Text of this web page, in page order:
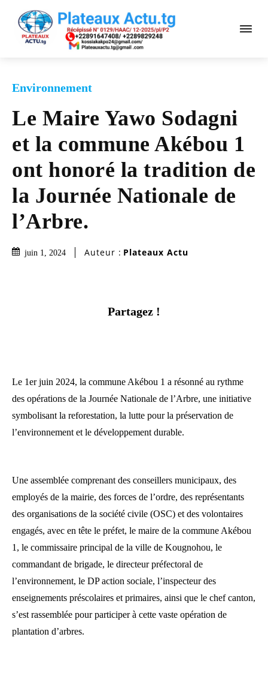
Environnement
Le Maire Yawo Sodagni
et la commune Akébou 1
ont honoré la tradition de
la Journée Nationale de
l’Arbre.
juin 1, 2024 Auteur : Plateaux Actu
Partagez !
Le 1er juin 2024, la commune Akébou 1 a résonné au rythme
des opérations de la Journée Nationale de l’Arbre, une initiative
symbolisant la reforestation, la lutte pour la préservation de
l’environnement et le développement durable.
Une assemblée comprenant des conseillers municipaux, des
employés de la mairie, des forces de l’ordre, des représentants
des organisations de la société civile (OSC) et des volontaires
engagés, avec en tête le préfet, le maire de la commune Akébou
1, le commissaire principal de la ville de Kougnohou, le
commandant de brigade, le directeur préfectoral de
l’environnement, le DP action sociale, l’inspecteur des
enseignements préscolaires et primaires, ainsi que le chef canton,
s’est rassemblée pour participer à cette vaste opération de
plantation d’arbres.